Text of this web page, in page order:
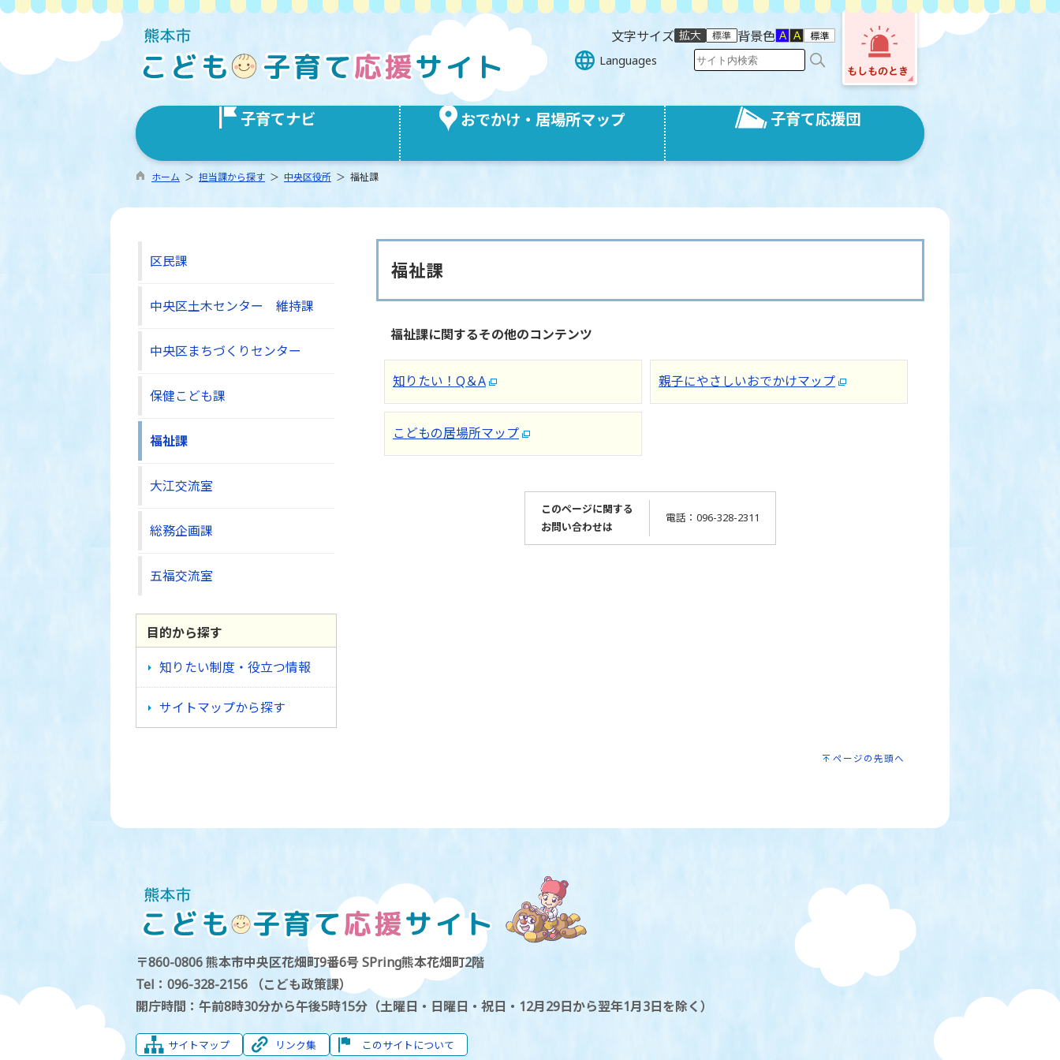
文字サイズ 背景色
Languages
子育てナビ おでかけ・居場所マップ 子育て応援団
ホーム ＞ 担当課から探す ＞ 中央区役所 ＞ 福祉課
福祉課
福祉課に関するその他のコンテンツ
知りたい！Q＆A 親子にやさしいおでかけマップ
こどもの居場所マップ
このページに関する
お問い合わせは
電話：096-328-2311
区民課
中央区土木センター 維持課
中央区まちづくりセンター
保健こども課
福祉課
大江交流室
総務企画課
五福交流室
目的から探す
知りたい制度・役立つ情報
サイトマップから探す
ページの先頭へ
〒860-0806 熊本市中央区花畑町9番6号 SPring熊本花畑町2階
Tel：096-328-2156 （こども政策課）
開庁時間：午前8時30分から午後5時15分（土曜日・日曜日・祝日・12月29日から翌年1月3日を除く）
サイトマップ リンク集 このサイトについて